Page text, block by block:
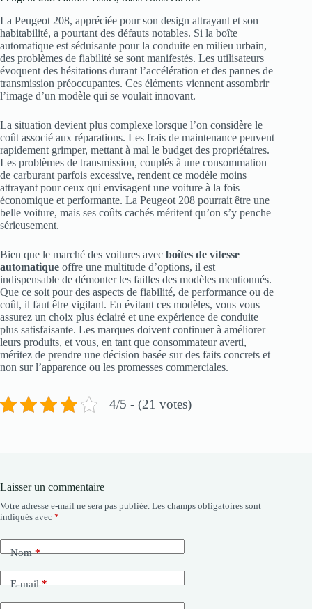
La Peugeot 208, appréciée pour son design attrayant et son
habitabilité, a pourtant des défauts notables. Si la boîte
automatique est séduisante pour la conduite en milieu urbain,
des problèmes de fiabilité se sont manifestés. Les utilisateurs
évoquent des hésitations durant l’accélération et des pannes de
transmission préoccupantes. Ces éléments viennent assombrir
l’image d’un modèle qui se voulait innovant.
La situation devient plus complexe lorsque l’on considère le
coût associé aux réparations. Les frais de maintenance peuvent
rapidement grimper, mettant à mal le budget des propriétaires.
Les problèmes de transmission, couplés à une consommation
de carburant parfois excessive, rendent ce modèle moins
attrayant pour ceux qui envisagent une voiture à la fois
économique et performante. La Peugeot 208 pourrait être une
belle voiture, mais ses coûts cachés méritent qu’on s’y penche
sérieusement.
Bien que le marché des voitures avec boîtes de vitesse
automatique offre une multitude d’options, il est
indispensable de démonter les failles des modèles mentionnés.
Que ce soit pour des aspects de fiabilité, de performance ou de
coût, il faut être vigilant. En évitant ces modèles, vous vous
assurez un choix plus éclairé et une expérience de conduite
plus satisfaisante. Les marques doivent continuer à améliorer
leurs produits, et vous, en tant que consommateur averti,
méritez de prendre une décision basée sur des faits concrets et
non sur l’apparence ou les promesses commerciales.
4/5 - (21 votes)
Laisser un commentaire
Votre adresse e-mail ne sera pas publiée. Les champs obligatoires sont
indiqués avec *
Nom*
E-mail*